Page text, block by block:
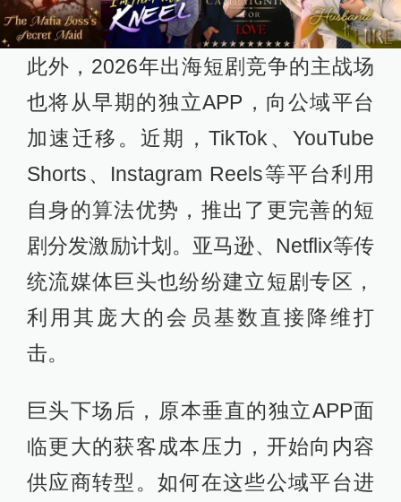
此外，2026年出海短剧竞争的主战场
也将从早期的独立APP，向公域平台
加速迁移。近期，TikTok、YouTube
Shorts、Instagram Reels等平台利用
自身的算法优势，推出了更完善的短
剧分发激励计划。亚马逊、Netflix等传
统流媒体巨头也纷纷建立短剧专区，
利用其庞大的会员基数直接降维打
击。
巨头下场后，原本垂直的独立APP面
临更大的获客成本压力，开始向内容
供应商转型。如何在这些公域平台进